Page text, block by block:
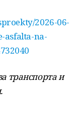
2026-06-
asfalta-na-
транспорта и